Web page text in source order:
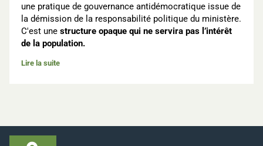
une pratique de gouvernance antidémocratique issue de
la démission de la responsabilité politique du ministère.
C'est unestructure opaque qui ne servira pas l’intérêt
de la population.
Lire la suite